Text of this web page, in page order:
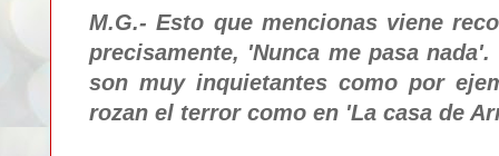
M.G.- Esto que mencionas viene
precisamente, 'Nunca me pasa nada'.
son muy inquietantes como por
rozan el terror como en 'La casa de